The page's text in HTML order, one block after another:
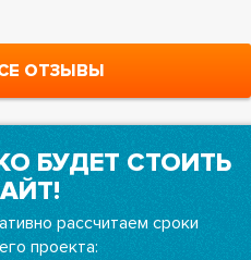
ОТЗЫВЫ
БУДЕТ СТОИТЬ
рассчитаем сроки
проекта: